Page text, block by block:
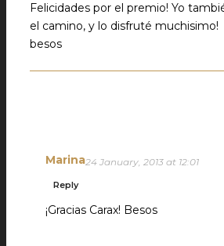
Felicidades por el premio! Yo
el camino, y lo disfruté muchisimo!
besos
Marina24 January, 2013 at 12:01
Reply
¡Gracias Carax! Besos